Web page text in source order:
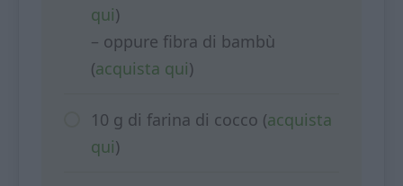
qui)
– oppure fibra di bambù
(acquista qui)
10 g di farina di cocco (acquista
qui)